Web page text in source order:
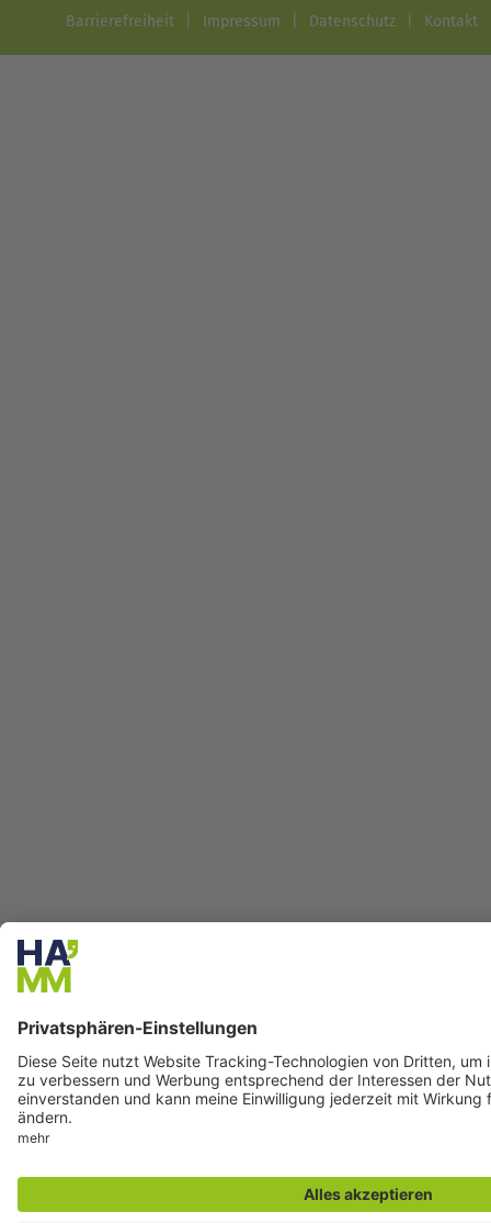
Barrierefreiheit Impressum Datenschutz Kontakt